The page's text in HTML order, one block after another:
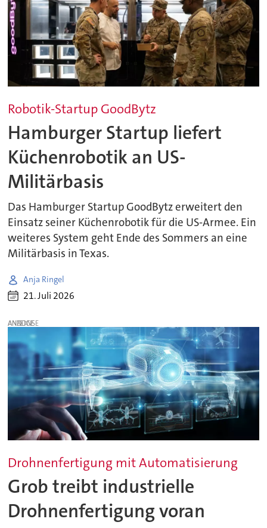
Robotik-Startup GoodBytz
Hamburger Startup liefert
Küchenrobotik an US-
Militärbasis
Das Hamburger Startup GoodBytz erweitert den
Einsatz seiner Küchenrobotik für die US-Armee. Ein
weiteres System geht Ende des Sommers an eine
Militärbasis in Texas.
Anja Ringel
21. Juli 2026
ANZEIGE
Drohnenfertigung mit Automatisierung
Grob treibt industrielle
Drohnenfertigung voran